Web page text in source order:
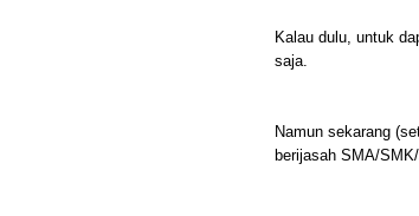
Kalau dulu, untuk
saja.
Namun sekarang
berijasah SMA/